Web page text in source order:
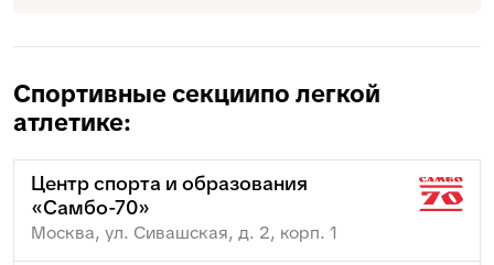
Спортивные секциипо легкой
атлетике:
Центр спорта и образования
«Самбо-70»
Москва, ул. Сивашская, д. 2, корп. 1